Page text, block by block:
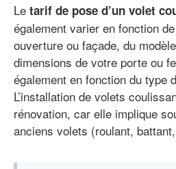
Le tarif de pose d’un volet
également varier en fonction
ouverture ou façade, du
dimensions de votre porte ou
également en fonction du type
L’installation de volets
rénovation, car elle implique
anciens volets (roulant,